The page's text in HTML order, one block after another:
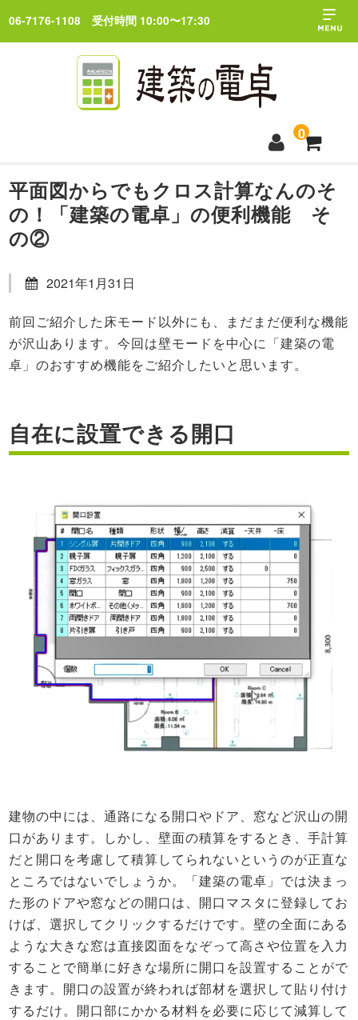
06-7176-1108 受付時間 10:00〜17:30
0
トップページ
よくあるご質問
お問い合わせ
平面図からでもクロス計算なんのそ
の！「建築の電卓」の便利機能 そ
の②
2021年1月31日
前回ご紹介した床モード以外にも、まだまだ便利な機能
が沢山あります。今回は壁モードを中心に「建築の電
卓」のおすすめ機能をご紹介したいと思います。
自在に設置できる開口
建物の中には、通路になる開口やドア、窓など沢山の開
口があります。しかし、壁面の積算をするとき、手計算
だと開口を考慮して積算してられないというのが正直な
ところではないでしょうか。「建築の電卓」では決まっ
た形のドアや窓などの開口は、開口マスタに登録してお
けば、選択してクリックするだけです。壁の全面にある
ような大きな窓は直接図面をなぞって高さや位置を入力
することで簡単に好きな場所に開口を設置することがで
きます。開口の設置が終われば部材を選択して貼り付け
するだけ。開口部にかかる材料を必要に応じて減算して